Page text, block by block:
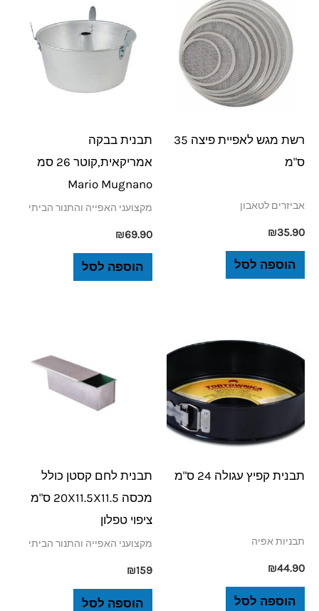
רשת מגש לאפיית פיצה 35
ס"מ
אביזרים לטאבון
₪35.90
הוספה לסל
תבנית בבקה
אמריקאית,קוטר 26 סמ
Mario Mugnano
מקצועני האפייה והתנור הביתי
₪69.90
הוספה לסל
תבנית קפיץ עגולה 24 ס"מ
תבניות אפיה
₪44.90
הוספה לסל
תבנית לחם קסטן כולל
מכסה 20X11.5X11.5 ס"מ
ציפוי טפלון
מקצועני האפייה והתנור הביתי
₪159
הוספה לסל